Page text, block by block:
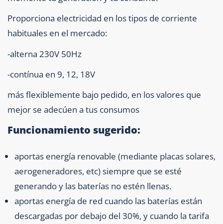
Proporciona electricidad en los tipos de corriente
habituales en el mercado:
-alterna 230V 50Hz
-contínua en 9, 12, 18V
más flexiblemente bajo pedido, en los valores que
mejor se adecúen a tus consumos
Funcionamiento sugerido:
aportas energía renovable (mediante placas solares,
aerogeneradores, etc) siempre que se esté
generando y las baterías no estén llenas.
aportas energía de red cuando las baterías están
descargadas por debajo del 30%, y cuando la tarifa